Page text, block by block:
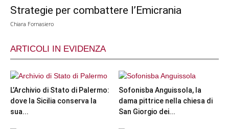
Strategie per combattere l’Emicrania
Chiara Fornasiero
ARTICOLI IN EVIDENZA
L’Archivio di Stato di Palermo:
dove la Sicilia conserva la
sua...
Sofonisba Anguissola, la
dama pittrice nella chiesa di
San Giorgio dei...